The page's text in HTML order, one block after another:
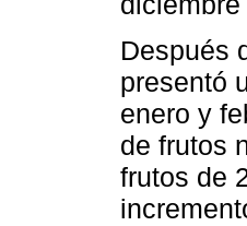
Después
presentó
enero y
de frutos
frutos de